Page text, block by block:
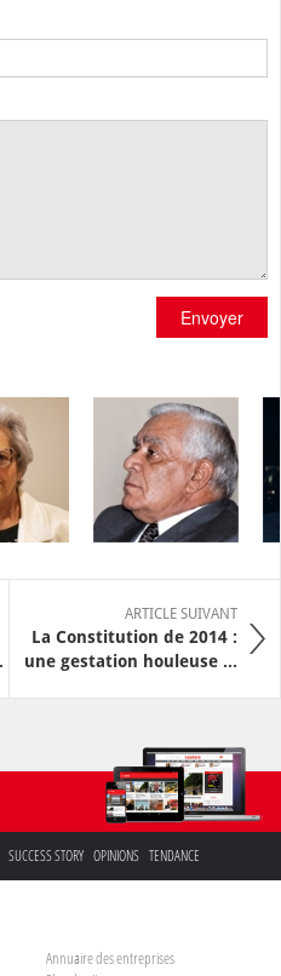
Envoyer
ARTICLE SUIVANT
La Constitution de 2014 :
une gestation houleuse ...
SUCCESS STORY OPINIONS TENDANCE
Annuaire des entreprises